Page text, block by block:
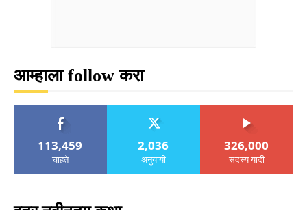
आम्हाला follow करा
113,459
चाहते
2,036
अनुयायी
326,000
सदस्य यादी